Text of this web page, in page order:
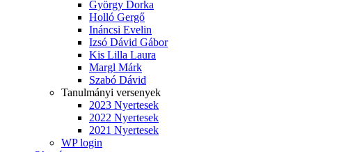
György Dorka
Holló Gergő
Ináncsi Evelin
Izsó Dávid Gábor
Kis Lilla Laura
Margl Márk
Szabó Dávid
Tanulmányi versenyek
2023 Nyertesek
2022 Nyertesek
2021 Nyertesek
WP login